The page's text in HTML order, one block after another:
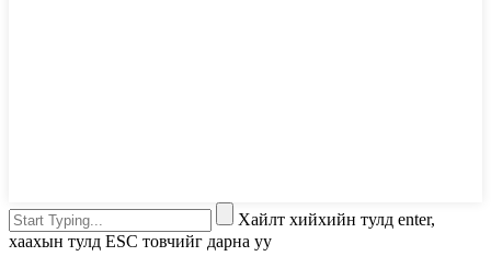
Хайлт хийхийн тулд enter,
хаахын тулд ESC товчийг дарна уу